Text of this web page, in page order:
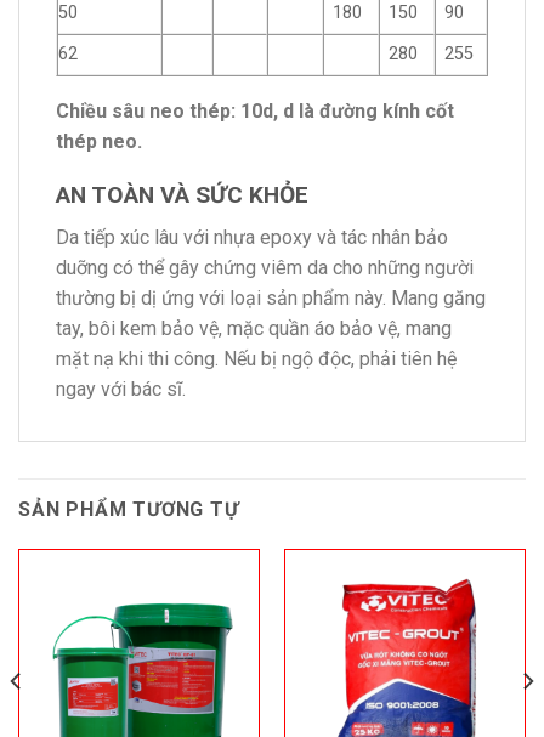
50
180 150
90
62
280 255
Chiều sâu neo thép: 10d, d là đường kính cốt
thép neo.
AN TOÀN VÀ SỨC KHỎE
Da tiếp xúc lâu với nhựa epoxy và tác nhân bảo
duỡng có thể gây chứng viêm da cho những người
thường bị dị ứng với loại sản phẩm này. Mang găng
tay, bôi kem bảo vệ, mặc quần áo bảo vệ, mang
mặt nạ khi thi công. Nếu bị ngộ độc, phải tiên hệ
ngay với bác sĩ.
SẢN PHẨM TƯƠNG TỰ